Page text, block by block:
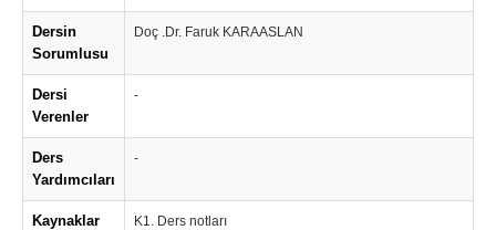
Dersin
Sorumlusu
Doç .Dr. Faruk KARAASLAN
Dersi
Verenler
-
Ders
Yardımcıları
-
Kaynaklar K1. Ders notları